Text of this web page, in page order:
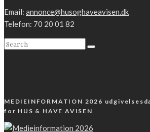
Email: annonce@husoghaveavisen.dk
Telefon: 70 20 01 82
MEDIEINFORMATION 2026
for HUS & HAVE AVISEN